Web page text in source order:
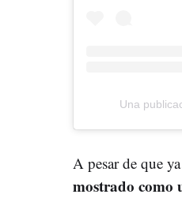
Una
A pesar de que
mostrado como